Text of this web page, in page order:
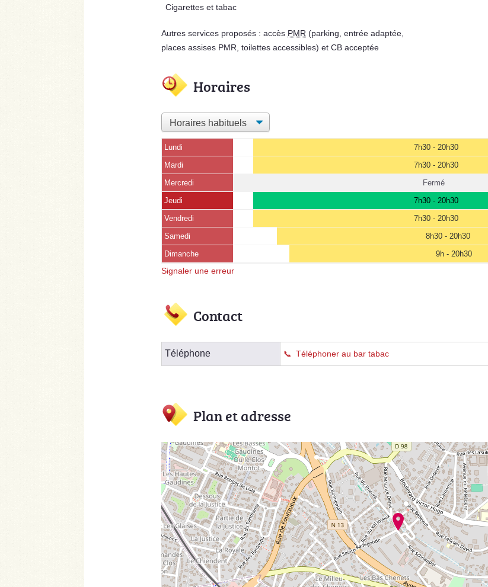
Cigarettes et tabac
Autres services proposés : accès PMR (parking, entrée adaptée,
places assises PMR, toilettes accessibles) et CB acceptée
Horaires
Lundi 7h30 - 20h30
Mardi 7h30 - 20h30
Mercredi Fermé
Jeudi 7h30 - 20h30
Vendredi 7h30 - 20h30
Samedi 8h30 - 20h30
Dimanche 9h - 20h30
Signaler une erreur
Contact
Téléphone Téléphoner au bar tabac
Plan et adresse